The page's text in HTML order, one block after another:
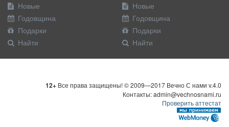
Новые
Годовщина
Подарки
Найти
Новые
Годовщина
Подарки
Найти
12+ Все права защищены! © 2009—2017 Вечно С нами v.4.0
Контакты: admin@vechnosnami.ru
Проверить аттестат